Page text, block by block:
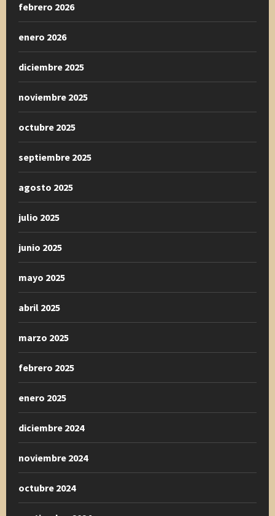
febrero 2026
enero 2026
diciembre 2025
noviembre 2025
octubre 2025
septiembre 2025
agosto 2025
julio 2025
junio 2025
mayo 2025
abril 2025
marzo 2025
febrero 2025
enero 2025
diciembre 2024
noviembre 2024
octubre 2024